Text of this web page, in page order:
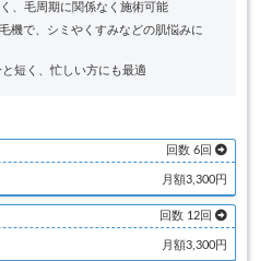
、毛周期に関係なく施術可能
機で、シミやくすみなどの肌悩みに
短く、忙しい方にも最適
回数 6回
月額3,300円
回数 12回
月額3,300円